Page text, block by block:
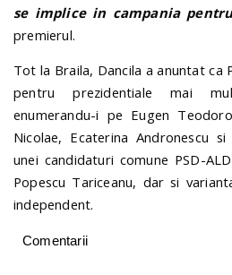
se implice in campania
premierul.
Tot la Braila, Dancila a anuntat ca
pentru prezidentiale mai
enumerandu-i pe Eugen
Nicolae, Ecaterina Andronescu
unei candidaturi comune PSD-
Popescu Tariceanu, dar si
independent.
Comentarii